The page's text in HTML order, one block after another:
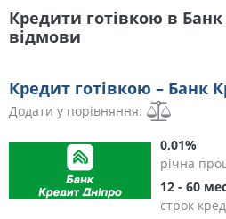
Кредити готівкою в
відмови
Кредит готівкою – Банк
Додати у порівняння:
0,01%
річна
12 - 60
строк